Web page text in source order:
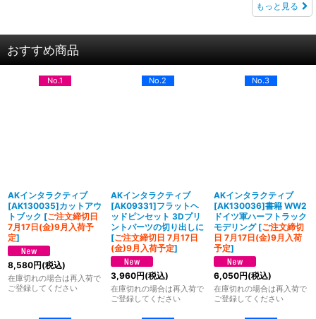
もっと見る
おすすめ商品
No.1
AKインタラクティブ
[AK130035]カットアウ
トブック [ご注文締切日
7月17日(金)9月入荷予
定]
8,580円(税込)
在庫切れの場合は再入荷で
ご登録してください
No.2
AKインタラクティブ
[AK09331]フラットヘ
ッドピンセット 3Dプリ
ントパーツの切り出しに
[ご注文締切日 7月17日
(金)9月入荷予定]
3,960円(税込)
在庫切れの場合は再入荷で
ご登録してください
No.3
AKインタラクティブ
[AK130036]書籍 WW2
ドイツ軍ハーフトラック
モデリング [ご注文締切
日 7月17日(金)9月入荷
予定]
6,050円(税込)
在庫切れの場合は再入荷で
ご登録してください